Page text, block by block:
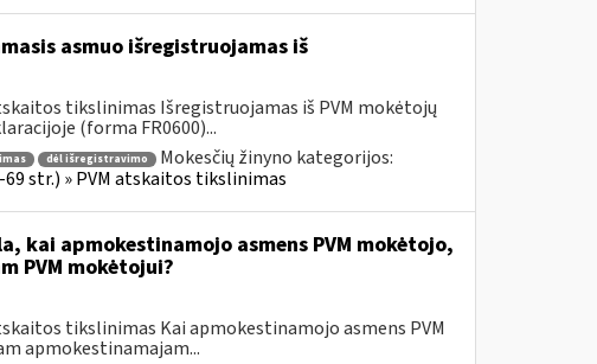
asmuo išregistruojamas iš
tikslinimas Išregistruojamas iš PVM mokėtojų
(forma FR0600)...
dėl išregistravimo
Mokesčių žinyno kategorijos:
str.) » PVM atskaitos tikslinimas
kai apmokestinamojo asmens PVM mokėtojo,
PVM mokėtojui?
tikslinimas Kai apmokestinamojo asmens PVM
apmokestinamajam...